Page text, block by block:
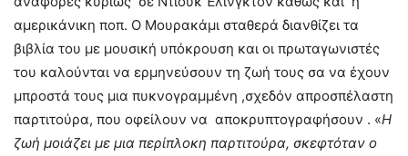
αμερικάνικη ποπ. Ο Μουρακάμι σταθερά διανθίζει τα
βιβλία του με μουσική υπόκρουση και οι πρωταγωνιστές
του καλούνται να ερμηνεύσουν τη ζωή τους σα να έχουν
μπροστά τους μια πυκνογραμμένη ,σχεδόν απροσπέλαστη
παρτιτούρα, που οφείλουν να αποκρυπτογραφήσουν . «Η
ζωή μοιάζει με μια περίπλοκη παρτιτούρα, σκεφτόταν ο